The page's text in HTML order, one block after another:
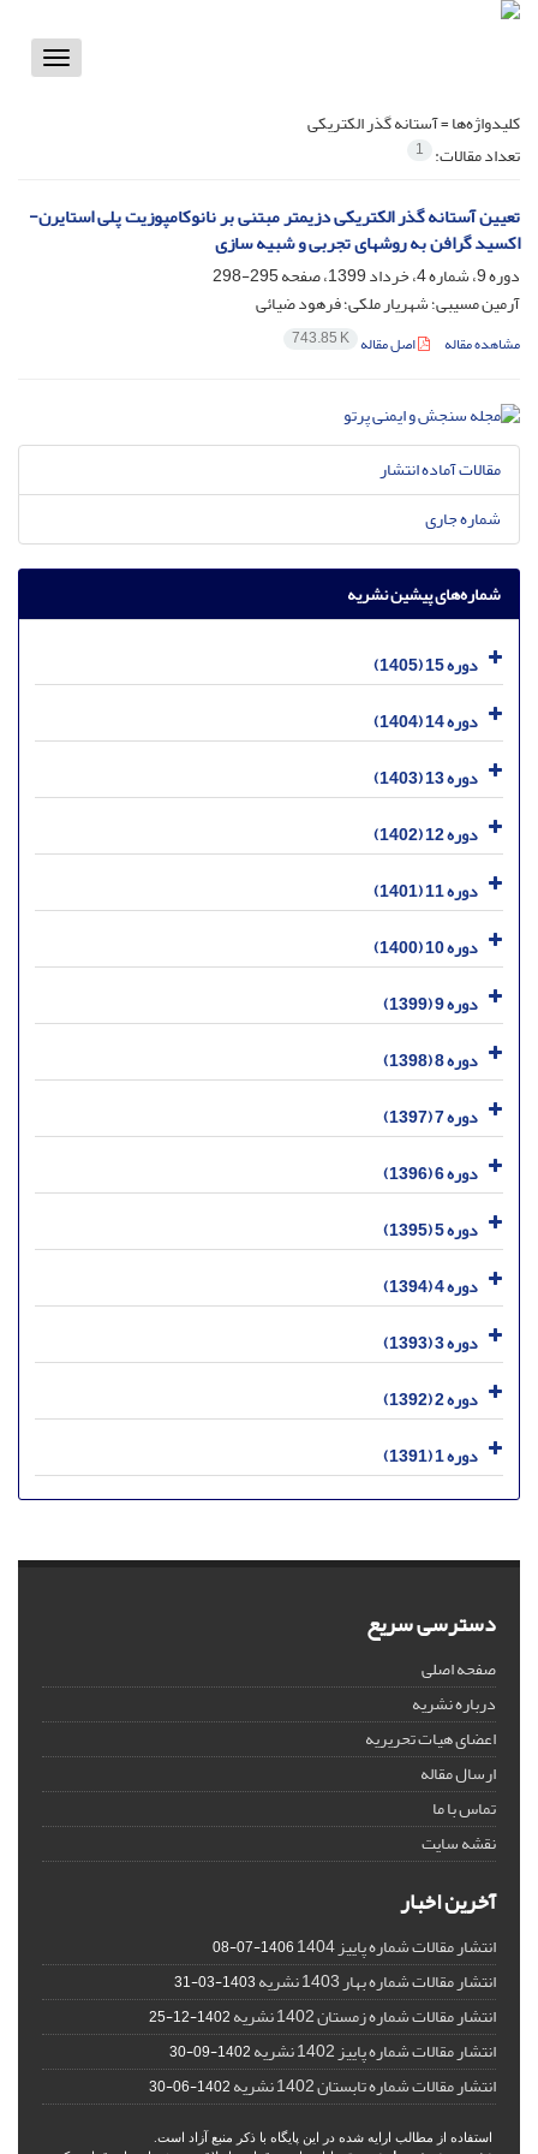
Toggle
کلیدواژه‌ها =آستانه گذر الکتریکی
تعداد مقالات: 1
تعیین آستانه گذر الکتریکی دزیمتر مبتنی بر نانوکامپوزیت پلی استایرن-
اکسید گرافن به روشهای تجربی و شبیه سازی
دوره 9، شماره 4، خرداد 1399، صفحه
295-298
آرمین مسیبی؛ شهریار ملکی؛ فرهود ضیائی
مشاهده مقاله اصل مقاله 743.85 K
مقالات آماده انتشار
شماره جاری
شماره‌های پیشین نشریه
دوره 15 (1405)
دوره 14 (1404)
دوره 13 (1403)
دوره 12 (1402)
دوره 11 (1401)
دوره 10 (1400)
دوره 9 (1399)
دوره 8 (1398)
دوره 7 (1397)
دوره 6 (1396)
دوره 5 (1395)
دوره 4 (1394)
دوره 3 (1393)
دوره 2 (1392)
دوره 1 (1391)
دسترسی سریع
صفحه اصلی
درباره نشریه
اعضای هیات تحریریه
ارسال مقاله
تماس با ما
نقشه سایت
آخرین اخبار
انتشار مقالات شماره پاییز 1404 1406-07-08
انتشار مقالات شماره بهار 1403 نشریه 1403-03-31
انتشار مقالات شماره زمستان 1402 نشریه 1402-12-25
انتشار مقالات شماره پاییز 1402 نشریه 1402-09-30
انتشار مقالات شماره تابستان 1402 نشریه 1402-06-30
استفاده از مطالب ارایه شده در این پایگاه با ذکر منبع آزاد است.